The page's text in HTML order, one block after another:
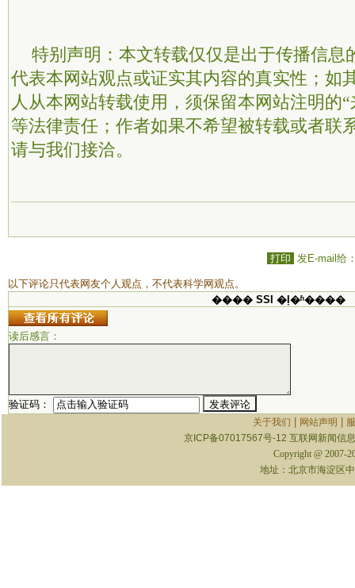
特别声明：本文转载仅仅是出于传播信息
代表本网站观点或证实其内容的真实性；如
人从本网站转载使用，须保留本网站注明的
等法律责任；作者如果不希望被转载或者联
请与我们接洽。
打印 发E-mail给
以下评论只代表网友个人观点，不代表科学网观点。
���� SSI �ļ�ʱ����
读后感言：
验证码：
关于我们 | 网站声明 |
京ICP备07017567号-12 互联网新闻信
Copyright @ 2007-
地址：北京市海淀区